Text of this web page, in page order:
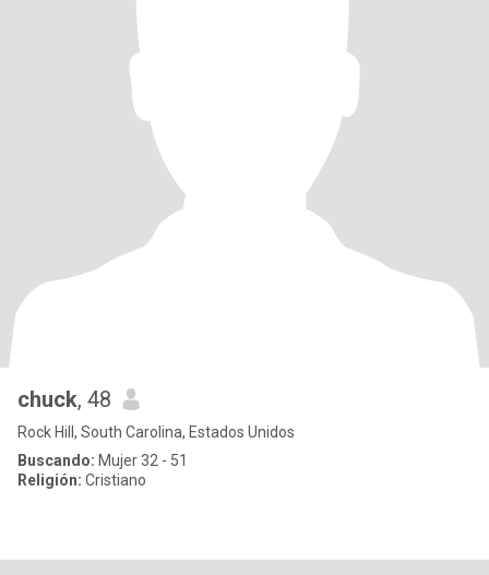
chuck, 48
Rock Hill, South Carolina, Estados Unidos
Buscando: Mujer 32 - 51
Religión: Cristiano